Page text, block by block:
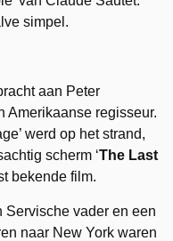
simpel.
aan Peter
Amerikaanse regisseur.
werd op het strand,
scherm ‘The Last
bekende film.
Servische vader en een
naar New York waren